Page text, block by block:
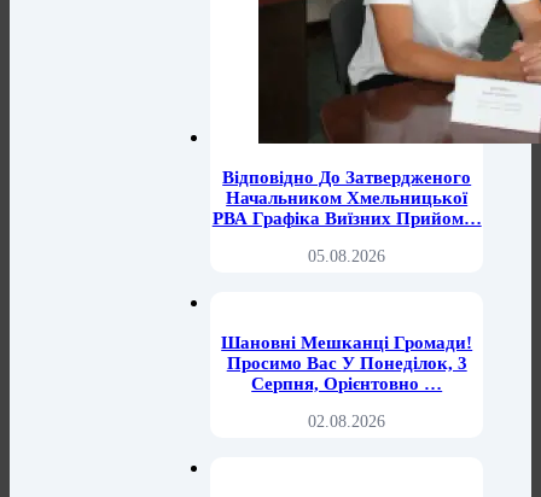
Відповідно До Затвердженого
Начальником Хмельницької
РВА Графіка Виїзних Прийом…
05.08.2026
Шановні Мешканці Громади!
Просимо Вас У Понеділок, 3
Серпня, Орієнтовно …
02.08.2026